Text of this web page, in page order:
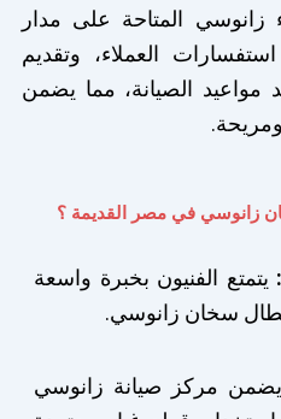
زانوسي المتاحة على مدار
العملاء، وتقديم
مواعيد الصيانة، مما يضمن
زانوسي في مصر القديمة ؟
يتمتع الفنيون بخبرة واسعة
سخان زانوسي.
يضمن مركز صيانة زانوسي